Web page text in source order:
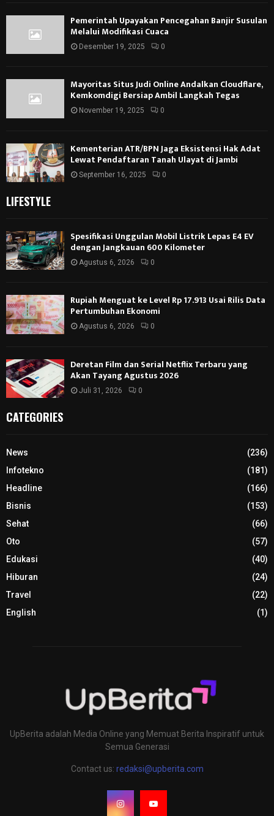
Pemerintah Upayakan Pencegahan Banjir Susulan
Melalui Modifikasi Cuaca
Desember 19, 2025 0
Mayoritas Situs Judi Online Andalkan Cloudflare,
Kemkomdigi Bersiap Ambil Langkah Tegas
November 19, 2025 0
Kementerian ATR/BPN Jaga Eksistensi Hak Adat
Lewat Pendaftaran Tanah Ulayat di Jambi
September 16, 2025 0
LIFESTYLE
Spesifikasi Unggulan Mobil Listrik Lepas E4 EV
dengan Jangkauan 600 Kilometer
Agustus 6, 2026 0
Rupiah Menguat ke Level Rp 17.913 Usai Rilis Data
Pertumbuhan Ekonomi
Agustus 6, 2026 0
Deretan Film dan Serial Netflix Terbaru yang
Akan Tayang Agustus 2026
Juli 31, 2026 0
CATEGORIES
News
(236)
Infotekno
(181)
Headline
(166)
Bisnis
(153)
Sehat
(66)
Oto
(57)
Edukasi
(40)
Hiburan
(24)
Travel
(22)
English
(1)
UpBerita adalah Media Online yang Memuat Berita Inspiratif untuk
Semua Generasi
Contact us: redaksi@upberita.com